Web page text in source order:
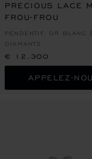
PRECIOUS LACE
FROU-FROU
PENDENTIF, OR BLANC
DIAMANTS
€ 12,300
APPELEZ-